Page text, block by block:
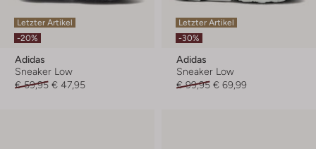
Letzter Artikel
-20%
Adidas
Sneaker Low
€ 59,95 € 47,95
Letzter Artikel
-30%
Adidas
Sneaker Low
€ 99,95 € 69,99